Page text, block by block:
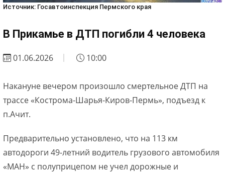
Источник: Госавтоинспекция Пермского края
В Прикамье в ДТП погибли 4 человека
01.06.2026 10:00
Накануне вечером произошло смертельное ДТП на
трассе «Кострома-Шарья-Киров-Пермь», подъезд к
п.Ачит.
Предварительно установлено, что на 113 км
автодороги 49-летний водитель грузового автомобиля
«МАН» с полуприцепом не учел дорожные и